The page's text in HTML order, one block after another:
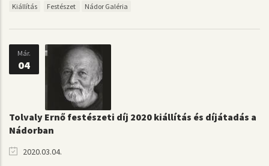
Kiállítás Festészet Nádor Galéria
Már.
04
Tolvaly Ernő festészeti díj 2020 kiállítás és díjátadás a
Nádorban
2020.03.04.